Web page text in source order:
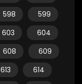
598
599
603
604
608
609
613
614